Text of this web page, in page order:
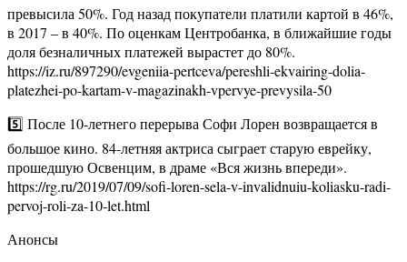
превысила 50%. Год назад покупатели платили картой в 46%,
в 2017 – в 40%. По оценкам Центробанка, в ближайшие годы
доля безналичных платежей вырастет до 80%.
https://iz.ru/897290/evgeniia-pertceva/pereshli-ekvairing-dolia-
platezhei-po-kartam-v-magazinakh-vpervye-prevysila-50
5️⃣ После 10-летнего перерыва Софи Лорен возвращается в
большое кино. 84-летняя актриса сыграет старую еврейку,
прошедшую Освенцим, в драме «Вся жизнь впереди».
https://rg.ru/2019/07/09/sofi-loren-sela-v-invalidnuiu-koliasku-radi-
pervoj-roli-za-10-let.html
Анонсы